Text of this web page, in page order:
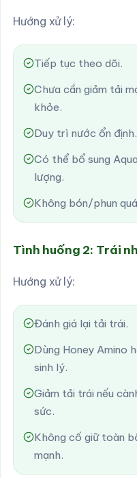
Hướng xử lý:
Tiếp tục theo dõi.
Chưa cần giảm tải
khỏe.
Duy trì nước ổn định.
Có thể bổ sung
lượng.
Không bón/phun
Tình huống 2: Trái
Hướng xử lý:
Đánh giá lại tải trái.
Dùng Honey Amino
sinh lý.
Giảm tải trái nếu
sức.
Không cố giữ toàn
mạnh.